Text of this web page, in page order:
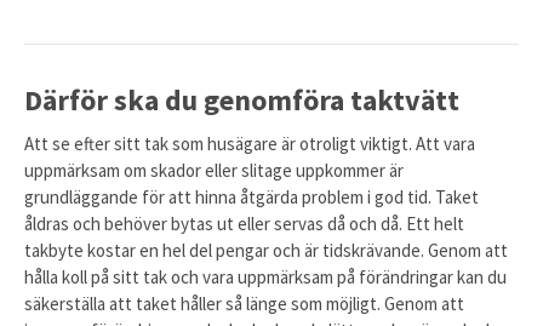
Därför ska du genomföra taktvätt
Att se efter sitt tak som husägare är otroligt viktigt. Att vara
uppmärksam om skador eller slitage uppkommer är
grundläggande för att hinna åtgärda problem i god tid. Taket
åldras och behöver bytas ut eller servas då och då. Ett helt
takbyte kostar en hel del pengar och är tidskrävande. Genom att
hålla koll på sitt tak och vara uppmärksam på förändringar kan du
säkerställa att taket håller så länge som möjligt. Genom att